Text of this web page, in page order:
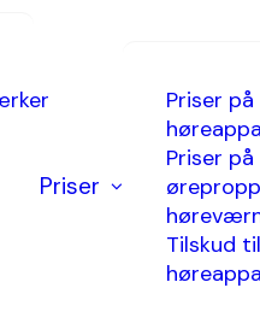
Priser
Priser på
Priser på
Tilskud til
du mulighed for at
du ønsker. Vi